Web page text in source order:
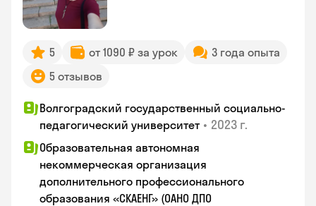
5 от 1090 ₽ за урок
3 года опыта
5 отзывов
Волгоградский государственный социально-
педагогический университет • 2023 г.
Образовательная автономная
некоммерческая организация
дополнительного профессионального
образования «СКАЕНГ» (ОАНО ДПО